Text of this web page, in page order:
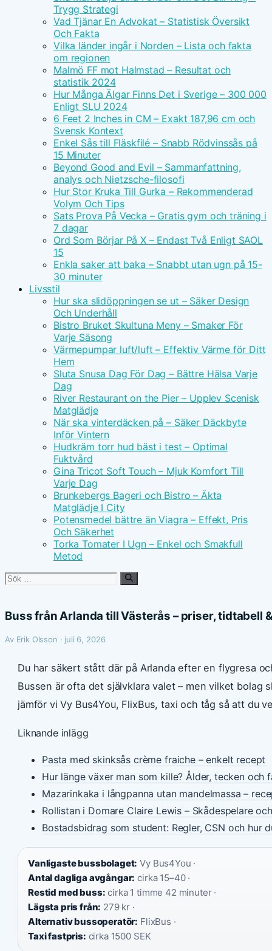
Trygg Strategi
Vad Tjänar En Advokat – Statistisk Översikt
Och Fakta
Vilka länder ingår i Norden – Lista och fakta
om regionen
Malmö FF mot Halmstad – Resultat och
statistik 2024
Hur Många Älgar Finns Det i Sverige – 300 000
Enligt SLU 2024
6 Feet 2 Inches in CM – Exakt 187,96 cm och
Svensk Kontext
Enkel Sås till Fläskfilé – Snabb Rödvinssås på
15 Minuter
Beyond Good and Evil – Sammanfattning,
analys och Nietzsche-filosofi
Hur Stor Kruka Till Gurka – Rekommenderad
Volym Och Tips
Sats Prova På Vecka – Gratis gym och träning i
7 dagar
Ord Som Börjar På X – Endast Två Enligt SAOL
15
Enkla saker att baka – Snabbt utan ugn på 15-
30 minuter
Livsstil
Hur ska slidöppningen se ut – Säker Design
Och Underhåll
Bistro Bruket Skultuna Meny – Smaker För
Varje Säsong
Värmepumpar luft/luft – Effektiv Värme för Ditt
Hem
Sluta Snusa Dag För Dag – Bättre Hälsa Varje
Dag
River Restaurant on the Pier – Upplev Scenisk
Matglädje
När ska vinterdäcken på – Säker Däckbyte
Inför Vintern
Hudkräm torr hud bäst i test – Optimal
Fuktvård
Gina Tricot Soft Touch – Mjuk Komfort Till
Varje Dag
Brunkebergs Bageri och Bistro – Äkta
Matglädje I City
Potensmedel bättre än Viagra – Effekt, Pris
Och Säkerhet
Torka Tomater I Ugn – Enkel och Smakfull
Metod
Sök
Buss från Arlanda till Västerås – priser, tidtabell
Av Erik Olsson · juli 6, 2026
Du har säkert stått där på Arlanda efter en flygresa
Bussen är ofta det självklara valet – men vilket bolag
jämför vi Vy Bus4You, FlixBus, taxi och tåg så att du
Liknande inlägg
Pasta med skinksås crème fraiche – enkelt recept
Hur länge växer man som kille? Ålder, tecken och
Mazarinkaka i långpanna utan mandelmassa –
Rollistan i Domare Claire Lewis – Skådespelare
Bostadsbidrag som student: Regler, CSN och hur
Vanligaste bussbolaget: Vy Bus4You ·
Antal dagliga avgångar: cirka 15–40 ·
Restid med buss: cirka 1 timme 42 minuter ·
Lägsta pris från: 279 kr ·
Alternativ bussoperatör: FlixBus ·
Taxi fastpris: cirka 1500 SEK